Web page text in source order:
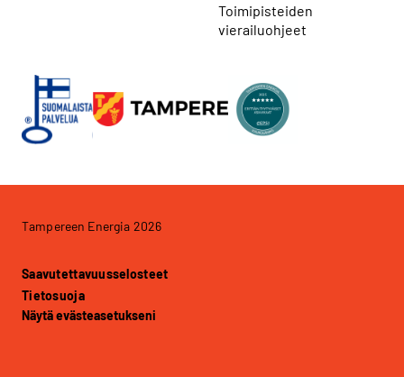
Toimipisteiden
vierailuohjeet
Tampereen Energia 2026
Saavutettavuusselosteet
Tietosuoja
Näytä evästeasetukseni